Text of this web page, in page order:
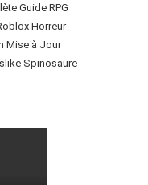
Guide RPG
Horreur
Mise à Jour
Spinosaure